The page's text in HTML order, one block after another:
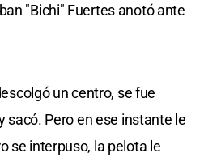
"Bichi" Fuertes anotó ante
un centro, se fue
sacó. Pero en ese instante le
se interpuso, la pelota le